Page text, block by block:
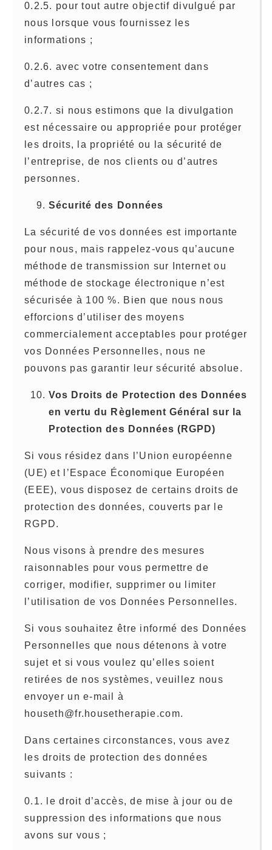
0.2.5. pour tout autre objectif divulgué par
nous lorsque vous fournissez les
informations ;
0.2.6. avec votre consentement dans
d’autres cas ;
0.2.7. si nous estimons que la divulgation
est nécessaire ou appropriée pour protéger
les droits, la propriété ou la sécurité de
l’entreprise, de nos clients ou d’autres
personnes.
Sécurité des Données
La sécurité de vos données est importante
pour nous, mais rappelez-vous qu’aucune
méthode de transmission sur Internet ou
méthode de stockage électronique n’est
sécurisée à 100 %. Bien que nous nous
efforcions d’utiliser des moyens
commercialement acceptables pour protéger
vos Données Personnelles, nous ne
pouvons pas garantir leur sécurité absolue.
Vos Droits de Protection des Données
en vertu du Règlement Général sur la
Protection des Données (RGPD)
Si vous résidez dans l’Union européenne
(UE) et l’Espace Économique Européen
(EEE), vous disposez de certains droits de
protection des données, couverts par le
RGPD.
Nous visons à prendre des mesures
raisonnables pour vous permettre de
corriger, modifier, supprimer ou limiter
l’utilisation de vos Données Personnelles.
Si vous souhaitez être informé des Données
Personnelles que nous détenons à votre
sujet et si vous voulez qu’elles soient
retirées de nos systèmes, veuillez nous
envoyer un e-mail à
houseth@fr.housetherapie.com.
Dans certaines circonstances, vous avez
les droits de protection des données
suivants :
0.1. le droit d’accès, de mise à jour ou de
suppression des informations que nous
avons sur vous ;